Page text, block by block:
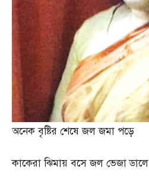
অনেক বৃষ্টির শেষে জল জমা পড়ে
কাকেরা ঝিমায় বসে জল ভেজা ডালে